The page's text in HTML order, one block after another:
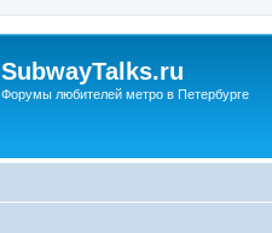
SubwayTalks.ru
Форумы любителей метро в Петербурге